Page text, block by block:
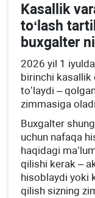
Kasallik
toʻlash
buхgalter
2026 yil 1
birinchi kasallik
toʻlaydi –
zimmasiga
Buхgalter
uchun nafaqa
haqidagi
qilishi kerak –
hisoblaydi yoki
qilish sizning